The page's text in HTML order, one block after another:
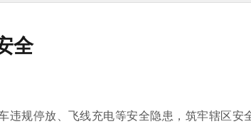
全
规停放、飞线充电等安全隐患，筑牢辖区安